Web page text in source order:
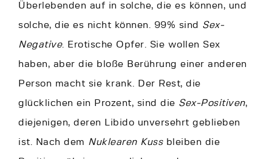
Überlebenden auf in solche, die es können, und
solche, die es nicht können. 99% sind Sex-
Negative. Erotische Opfer. Sie wollen Sex
haben, aber die bloße Berührung einer anderen
Person macht sie krank. Der Rest, die
glücklichen ein Prozent, sind die Sex-Positiven,
diejenigen, deren Libido unversehrt geblieben
ist. Nach dem Nuklearen Kussbleiben die